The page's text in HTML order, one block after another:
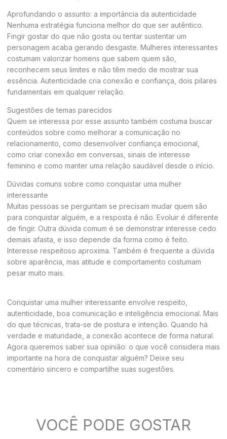
Aprofundando o assunto: a importância da autenticidade
Nenhuma estratégia funciona melhor do que ser autêntico.
Fingir gostar do que não gosta ou tentar sustentar um
personagem acaba gerando desgaste. Mulheres interessantes
costumam valorizar homens que sabem quem são,
reconhecem seus limites e não têm medo de mostrar sua
essência. Autenticidade cria conexão e confiança, dois pilares
fundamentais em qualquer relação.
Sugestões de temas parecidos
Quem se interessa por esse assunto também costuma buscar
conteúdos sobre como melhorar a comunicação no
relacionamento, como desenvolver confiança emocional,
como criar conexão em conversas, sinais de interesse
feminino e como manter uma relação saudável desde o início.
Dúvidas comuns sobre como conquistar uma mulher
interessante
Muitas pessoas se perguntam se precisam mudar quem são
para conquistar alguém, e a resposta é não. Evoluir é diferente
de fingir. Outra dúvida comum é se demonstrar interesse cedo
demais afasta, e isso depende da forma como é feito.
Interesse respeitoso aproxima. Também é frequente a dúvida
sobre aparência, mas atitude e comportamento costumam
pesar muito mais.
Conquistar uma mulher interessante envolve respeito,
autenticidade, boa comunicação e inteligência emocional. Mais
do que técnicas, trata-se de postura e intenção. Quando há
verdade e maturidade, a conexão acontece de forma natural.
Agora queremos saber sua opinião: o que você considera mais
importante na hora de conquistar alguém? Deixe seu
comentário sincero e compartilhe suas sugestões.
VOCÊ PODE GOSTAR